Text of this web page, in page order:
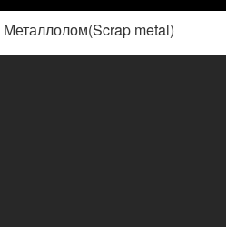
Металлолом(Scrap metal)